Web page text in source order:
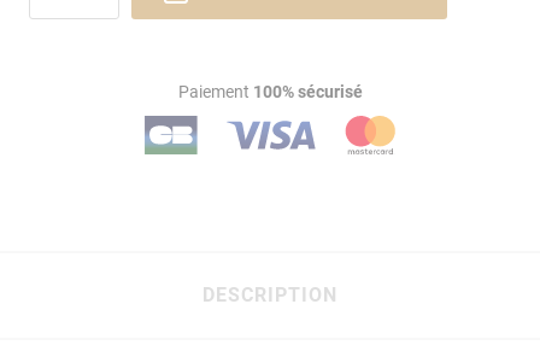
Paiement 100% sécurisé
DESCRIPTION